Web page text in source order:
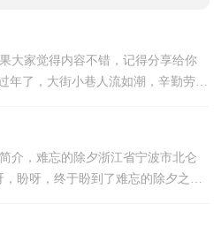
大家觉得内容不错，记得分享给你
年了，大街小巷人流如潮，辛勤劳动
，难忘的除夕浙江省宁波市北仑
盼呀，终于盼到了难忘的除夕之